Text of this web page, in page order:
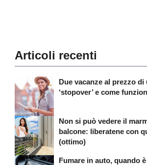
Articoli recenti
Due vacanze al prezzo di
‘stopover’ e come
Non si può vedere il
balcone: liberatene con
(ottimo)
Fumare in auto, quando